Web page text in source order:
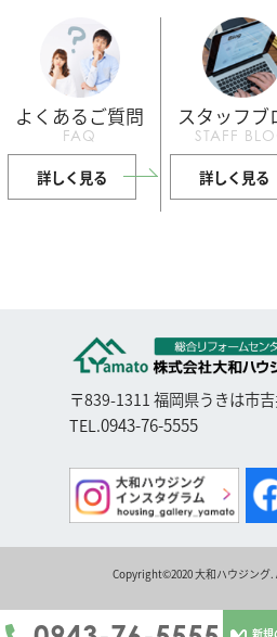
よくあるご質問
FAQ
詳しく見る
スタッフブ
STAFF
詳しく見る
〒839-1311 福岡県うきは市
TEL.0943-76-5555
Copyright©2020 大和ハウジング.
新規